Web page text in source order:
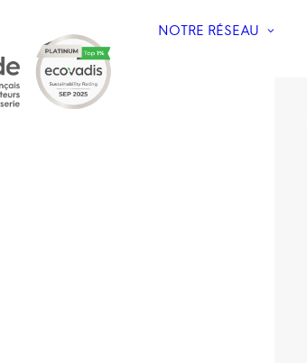
NOTRE RÉSEAU